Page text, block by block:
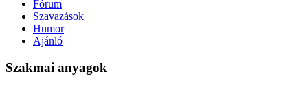
Fórum
Szavazások
Humor
Ajánló
Szakmai anyagok